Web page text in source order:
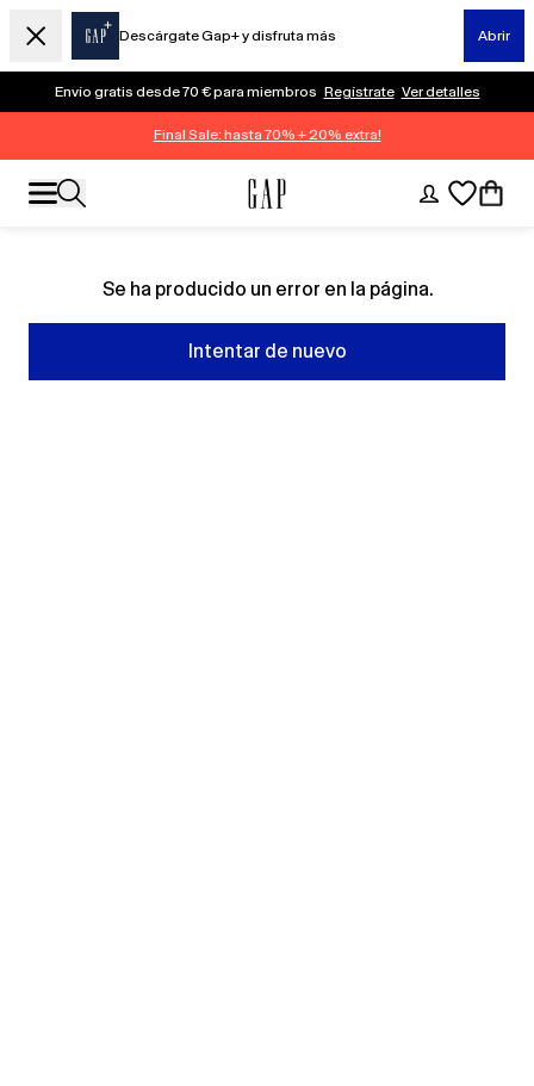
Descárgate Gap+ y disfruta más Abrir
Envío gratis desde 70 € para miembros Regístrate Ver detalles
Final Sale: hasta 70% + 20% extra!
Se ha producido un error en la página.
Intentar de nuevo